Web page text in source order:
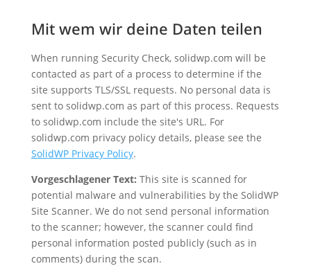
Mit wem wir deine Daten teilen
When running Security Check, solidwp.com will be
contacted as part of a process to determine if the
site supports TLS/SSL requests. No personal data is
sent to solidwp.com as part of this process. Requests
to solidwp.com include the site's URL. For
solidwp.com privacy policy details, please see the
SolidWP Privacy Policy.
Vorgeschlagener Text: This site is scanned for
potential malware and vulnerabilities by the SolidWP
Site Scanner. We do not send personal information
to the scanner; however, the scanner could find
personal information posted publicly (such as in
comments) during the scan.